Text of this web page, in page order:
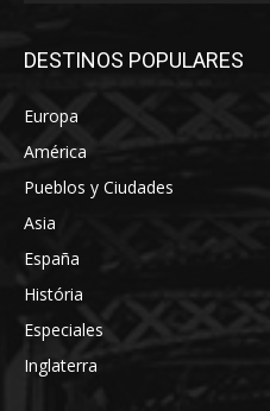
DESTINOS POPULARES
Europa
América
Pueblos y Ciudades
Asia
España
História
Especiales
Inglaterra